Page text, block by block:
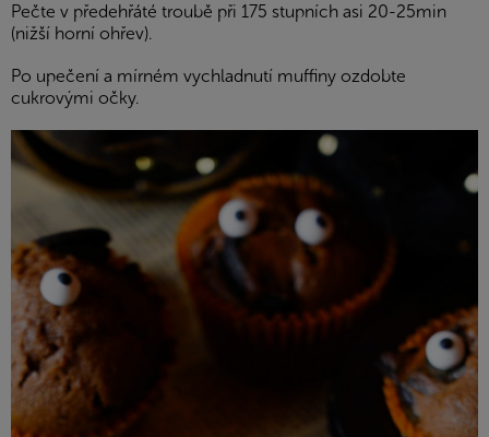
Pečte v předehřáté troubě při 175 stupních asi 20-25min
(nižší horní ohřev).
Po upečení a mírném vychladnutí muffiny ozdobte
cukrovými očky.